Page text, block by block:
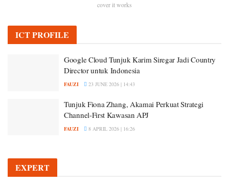
cover it works
ICT PROFILE
Google Cloud Tunjuk Karim Siregar Jadi Country
Director untuk Indonesia
FAUZI 23 JUNE 2026 | 14:43
Tunjuk Fiona Zhang, Akamai Perkuat Strategi
Channel-First Kawasan APJ
FAUZI 8 APRIL 2026 | 16:26
EXPERT